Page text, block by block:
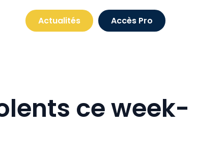
Actualités Accès Pro
ce week-